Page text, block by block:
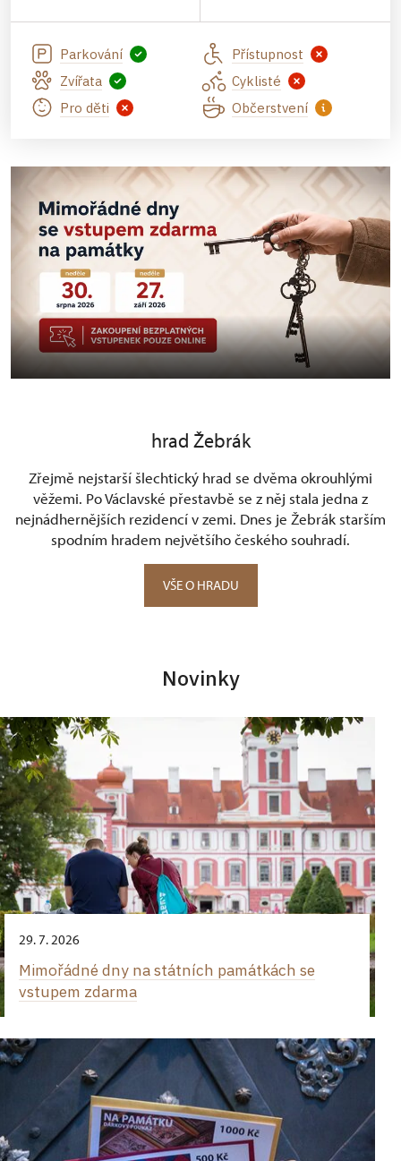
Parkování
Přístupnost
Zvířata
Cyklisté
Pro děti
Občerstvení
hrad Žebrák
Zřejmě nejstarší šlechtický hrad se dvěma okrouhlými
věžemi. Po Václavské přestavbě se z něj stala jedna z
nejnádhernějších rezidencí v zemi. Dnes je Žebrák starším
spodním hradem největšího českého souhradí.
VŠE O HRADU
Novinky
29. 7. 2026
Mimořádné dny na státních památkách se
vstupem zdarma